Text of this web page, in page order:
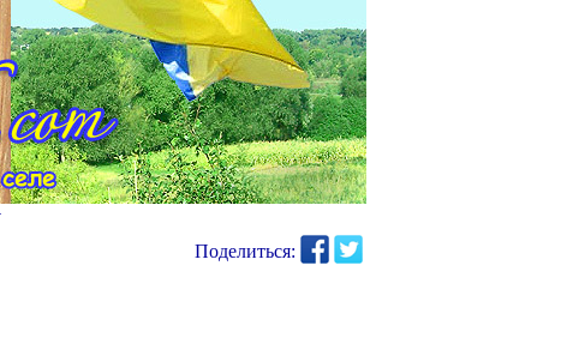
Поделиться: